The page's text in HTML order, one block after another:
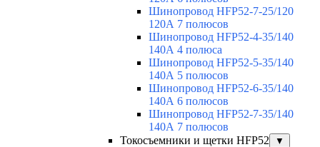
Шинопровод HFP52-7-25/120
120А 7 полюсов
Шинопровод HFP52-4-35/140
140А 4 полюса
Шинопровод HFP52-5-35/140
140А 5 полюсов
Шинопровод HFP52-6-35/140
140А 6 полюсов
Шинопровод HFP52-7-35/140
140А 7 полюсов
Токосъемники и щетки HFP52
▼